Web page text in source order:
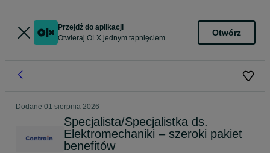
Przejdź do aplikacji
Otwieraj OLX jednym tapnięciem
Otwórz
Dodane 01 sierpnia 2026
Specjalista/Specjalistka ds.
Elektromechaniki – szeroki pakiet
benefitów